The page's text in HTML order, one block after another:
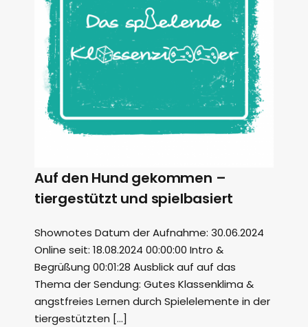
Auf den Hund gekommen –
tiergestützt und spielbasiert
Shownotes Datum der Aufnahme: 30.06.2024
Online seit: 18.08.2024 00:00:00 Intro &
Begrüßung 00:01:28 Ausblick auf auf das
Thema der Sendung: Gutes Klassenklima &
angstfreies Lernen durch Spielelemente in der
tiergestützten […]